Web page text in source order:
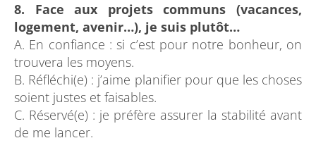
8. Face aux projets communs (vacances,
logement, avenir…), je suis plutôt…
A. En confiance : si c’est pour notre bonheur, on
trouvera les moyens.
B. Réfléchi(e) : j’aime planifier pour que les choses
soient justes et faisables.
C. Réservé(e) : je préfère assurer la stabilité avant
de me lancer.